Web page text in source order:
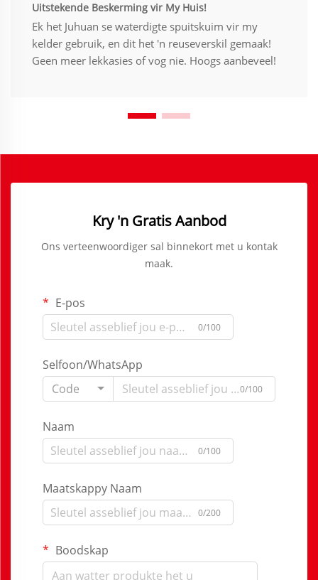
Uitstekende Beskerming vir My Huis!
Ek het Juhuan se waterdigte spuitskuim vir my
kelder gebruik, en dit het 'n reuseverskil gemaak!
Geen meer lekkasies of vog nie. Hoogs aanbeveel!
Kry 'n Gratis Aanbod
Ons verteenwoordiger sal binnekort met u kontak
maak.
E-pos
0/100
Selfoon/WhatsApp
Code
0/100
Naam
0/100
Maatskappy Naam
0/200
Boodskap